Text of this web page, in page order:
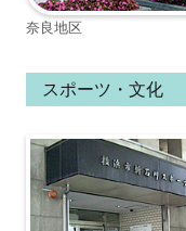
奈良地区
スポーツ・文化